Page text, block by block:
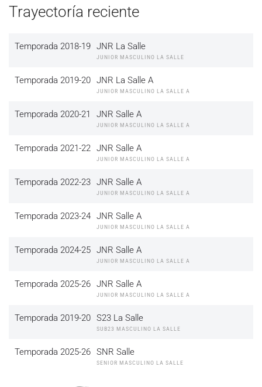
Trayectoría reciente
Temporada 2018-19 JNR La Salle
JUNIOR MASCULINO LA SALLE
Temporada 2019-20 JNR La Salle A
JUNIOR MASCULINO LA SALLE A
Temporada 2020-21 JNR Salle A
JUNIOR MASCULINO LA SALLE A
Temporada 2021-22 JNR Salle A
JUNIOR MASCULINO LA SALLE A
Temporada 2022-23 JNR Salle A
JUNIOR MASCULINO LA SALLE A
Temporada 2023-24 JNR Salle A
JUNIOR MASCULINO LA SALLE A
Temporada 2024-25 JNR Salle A
JUNIOR MASCULINO LA SALLE A
Temporada 2025-26 JNR Salle A
JUNIOR MASCULINO LA SALLE A
Temporada 2019-20 S23 La Salle
SUB23 MASCULINO LA SALLE
Temporada 2025-26 SNR Salle
SENIOR MASCULINO LA SALLE